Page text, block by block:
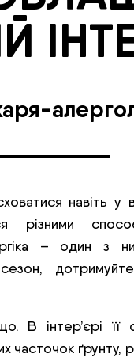
навіть у
різними
– один з
В інтер’єрі
часточок